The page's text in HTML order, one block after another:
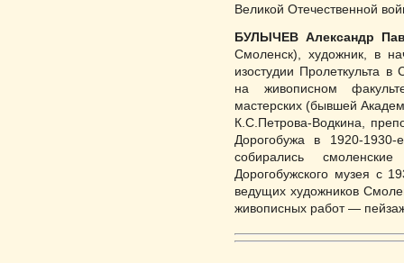
Великой Отечественной
БУЛЫЧЕВ Александр
Смоленск), художник, в
изостудии Пролеткульта в
на живописном
мастерских (бывшей
К.С.Пет­рова-Водкина,
Дорогобужа в 1920-
собирались
Дорогобужско­го музея с
ведущих художников
живописных работ —